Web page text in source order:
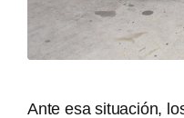
Ante esa situación,